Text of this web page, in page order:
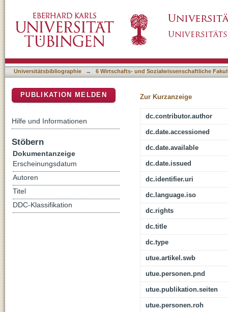
Universitätsbibliographie → 6 Wirtschafts- und Sozialwissenschaftliche
Zur Kurzanzeige
dc.contributor.author
dc.date.accessioned
dc.date.available
dc.date.issued
dc.identifier.uri
dc.language.iso
dc.rights
dc.title
dc.type
utue.artikel.swb
utue.personen.pnd
utue.publikation.seiten
utue.personen.roh
PUBLIKATION MELDEN
Hilfe und Informationen
Stöbern
Dokumentanzeige
Erscheinungsdatum
Autoren
Titel
DDC-Klassifikation